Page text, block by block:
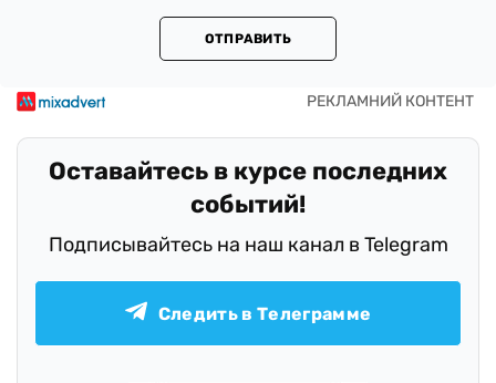
ОТПРАВИТЬ
Оставайтесь в курсе последних
событий!
Подписывайтесь на наш канал в Telegram
Следить в Телеграмме